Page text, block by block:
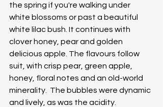
the spring if you're walking under
white blossoms or past a beautiful
white lilac bush. It continues with
clover honey, pear and golden
delicious apple. The flavours follow
suit, with crisp pear, green apple,
honey, floral notes and an old-world
minerality.  The bubbles were dynamic
and lively, as was the acidity.